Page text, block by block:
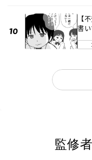
【
書
監修